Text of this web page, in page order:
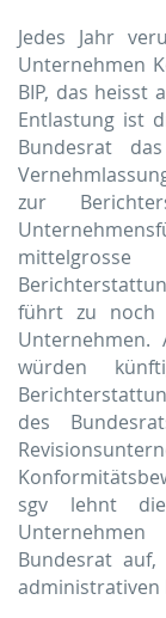
Jedes Jahr
Unternehmen
BIP, das heisst
Entlastung ist
Bundesrat
zur
führt zu noch
Unternehmen.
würden
des
sgv lehnt
Bundesrat
administrativen